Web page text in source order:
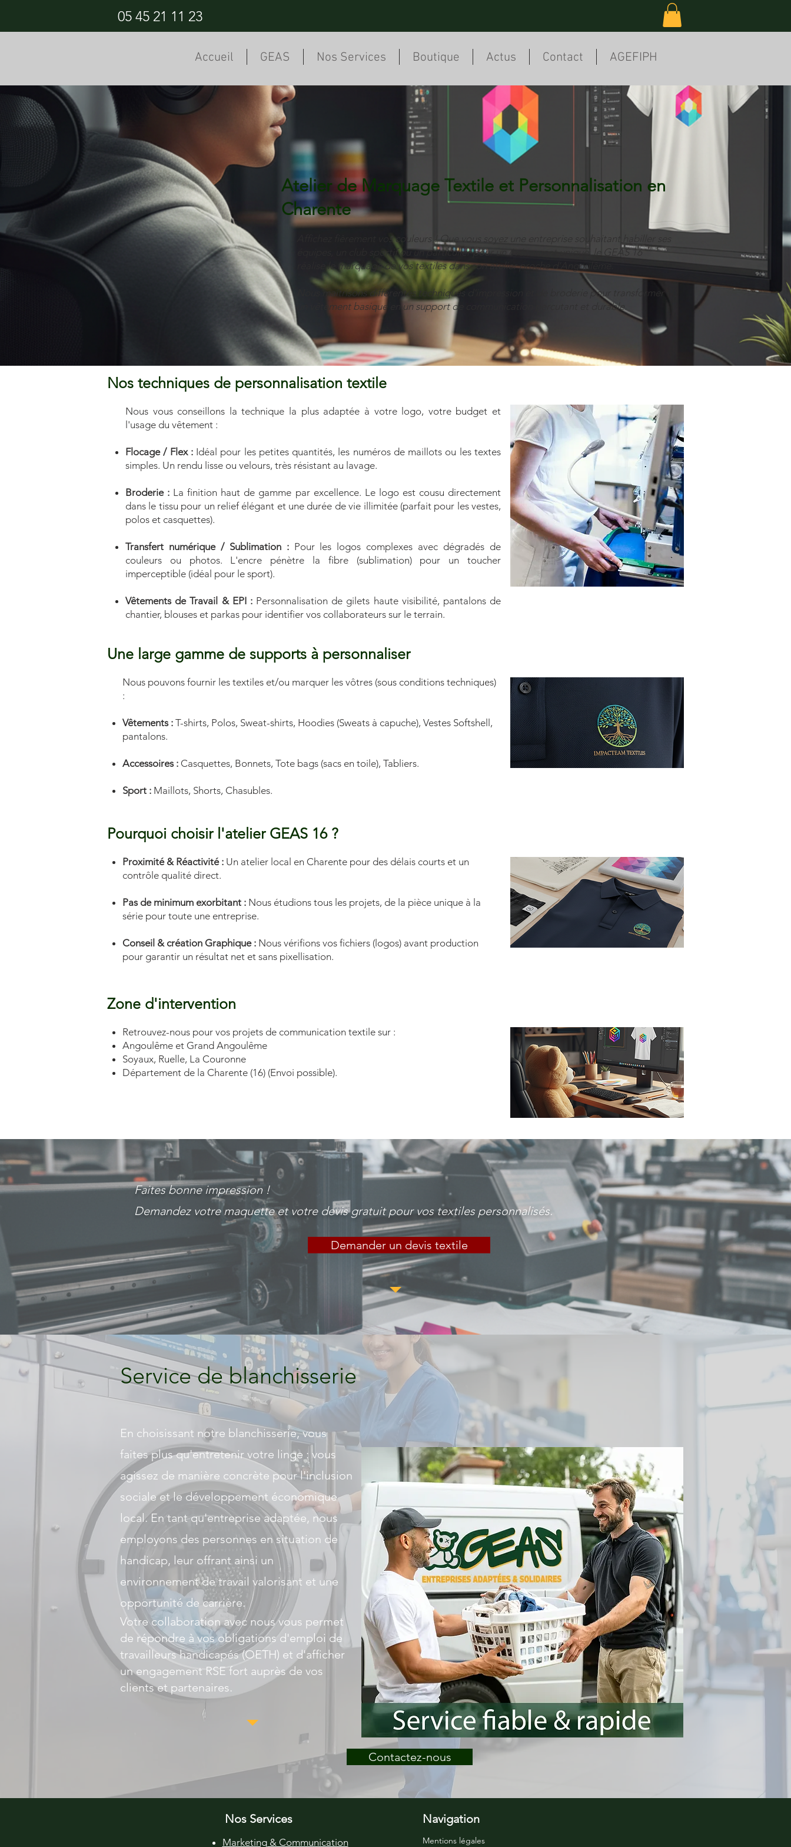
05 45 21 11 23
Accueil GEAS Nos Services Boutique Actus Contact AGEFIPH
Atelier de Marquage Textile et Personnalisation en
Charente
Affichez fièrement vos couleurs ! Que vous soyez une entreprise souhaitant habiller ses
équipes, un club sportif ou un particulier pour un événement unique, le GEAS 16
réalise le marquage de vos textiles dans son atelier proche d'Angoulême.
Nous maîtrisons différentes techniques d'impression et de broderie pour transformer
un vêtement basique en un support de communication percutant et durable.
Nos techniques de personnalisation textile
Nous vous conseillons la technique la plus adaptée à votre logo, votre budget et
l'usage du vêtement :
Flocage / Flex :Idéal pour les petites quantités, les numéros de maillots ou les textes
simples. Un rendu lisse ou velours, très résistant au lavage.
Broderie : La finition haut de gamme par excellence. Le logo est cousu directement
dans le tissu pour un relief élégant et une durée de vie illimitée (parfait pour les vestes,
polos et casquettes).
Transfert numérique / Sublimation : Pour les logos complexes avec dégradés de
couleurs ou photos. L'encre pénètre la fibre (sublimation) pour un toucher
imperceptible (idéal pour le sport).
Vêtements de Travail & EPI :Personnalisation de gilets haute visibilité, pantalons de
chantier, blouses et parkas pour identifier vos collaborateurs sur le terrain.
Une large gamme de supports à personnaliser
Nous pouvons fournir les textiles et/ou marquer les vôtres (sous conditions techniques)
:
Vêtements : T-shirts, Polos, Sweat-shirts, Hoodies (Sweats à capuche), Vestes Softshell,
pantalons.
Accessoires : Casquettes, Bonnets, Tote bags (sacs en toile), Tabliers.
Sport : Maillots, Shorts, Chasubles.
Pourquoi choisir l'atelier GEAS 16 ?
Proximité & Réactivité : Un atelier local en Charente pour des délais courts et un
contrôle qualité direct.
Pas de minimum exorbitant : Nous étudions tous les projets, de la pièce unique à la
série pour toute une entreprise.
Conseil & création Graphique : Nous vérifions vos fichiers (logos) avant production
pour garantir un résultat net et sans pixellisation.
Zone d'intervention
Retrouvez-nous pour vos projets de communication textile sur :
Angoulême et Grand Angoulême
Soyaux, Ruelle, La Couronne
Département de la Charente (16) (Envoi possible).
Faites bonne impression !
Demandez votre maquette et votre devis gratuit pour vos textiles personnalisés.
Demander un devis textile
Service de blanchisserie
En choisissant notre blanchisserie, vous
faites plus qu'entretenir votre linge : vous
agissez de manière concrète pour l'inclusion
sociale et le développement économique
local. En tant qu'entreprise adaptée, nous
employons des personnes en situation de
handicap, leur offrant ainsi un
environnement de travail valorisant et une
opportunité de carrière.
Votre collaboration avec nous vous permet
de répondre à vos obligations d'emploi de
travailleurs handicapés (OETH) et d'afficher
un engagement RSE fort auprès de vos
clients et partenaires.
Contactez-nous
Nos Services
Marketing & Communication
Navigation
Mentions légales